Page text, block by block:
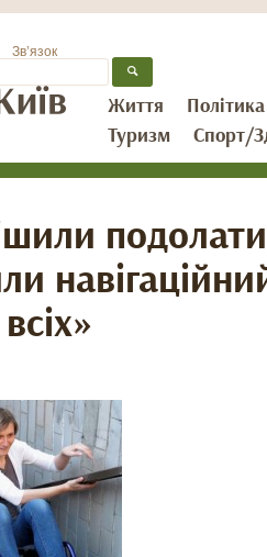
Життя
Політика
Туризм
Спорт/
Зв’язок
подолати